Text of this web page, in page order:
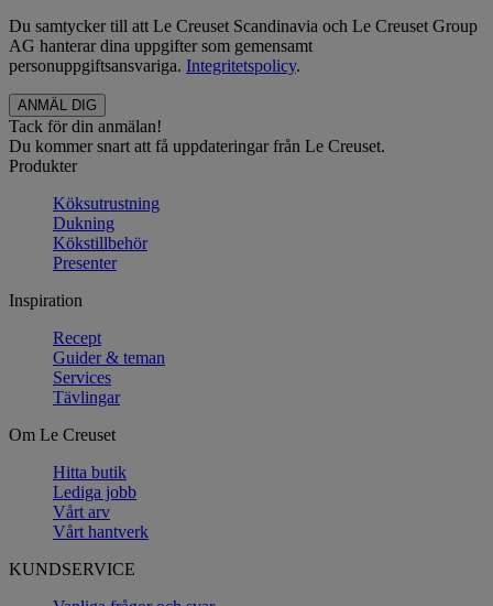
Du samtycker till att Le Creuset Scandinavia och Le Creuset Group
AG hanterar dina uppgifter som gemensamt
personuppgiftsansvariga. Integritetspolicy.
Tack för din anmälan!
Du kommer snart att få uppdateringar från Le Creuset.
Produkter
Köksutrustning
Dukning
Kökstillbehör
Presenter
Inspiration
Recept
Guider & teman
Services
Tävlingar
Om Le Creuset
Hitta butik
Lediga jobb
Vårt arv
Vårt hantverk
KUNDSERVICE